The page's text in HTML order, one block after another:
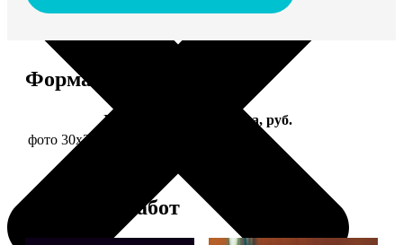
Форматы и цены
Услуга
Цена, руб.
фото 30х30 в деревянной рамке
Примеры работ